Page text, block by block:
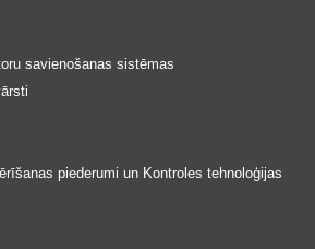
savienošanas sistēmas
piederumi un Kontroles tehnoloģijas